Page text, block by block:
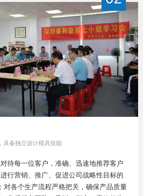
具备独立设计模具技能
待每一位客户，准确、迅速地推荐客户
行营销、推广、促进公司战略性目标的
对各个生产流程严格把关，确保产品质量